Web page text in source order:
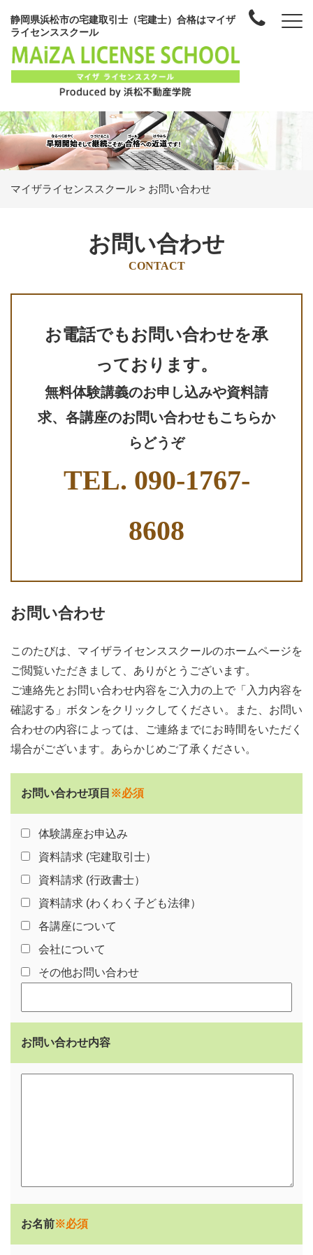
静岡県浜松市の宅建取引士（宅建士）合格はマイザ
ライセンススクール
マイザライセンススクール > お問い合わせ
お問い合わせ
CONTACT
お電話でもお問い合わせを承
っております。
無料体験講義のお申し込みや資料請
求、各講座のお問い合わせもこちらか
らどうぞ
TEL. 090-1767-
8608
お問い合わせ
このたびは、マイザライセンススクールのホームページを
ご閲覧いただきまして、ありがとうございます。
ご連絡先とお問い合わせ内容をご入力の上で「入力内容を
確認する」ボタンをクリックしてください。また、お問い
合わせの内容によっては、ご連絡までにお時間をいただく
場合がございます。あらかじめご了承ください。
お問い合わせ項目 ※必須
体験講座お申込み
資料請求 (宅建取引士）
資料請求 (行政書士）
資料請求 (わくわく子ども法律）
各講座について
会社について
その他お問い合わせ
お問い合わせ内容
お名前※必須